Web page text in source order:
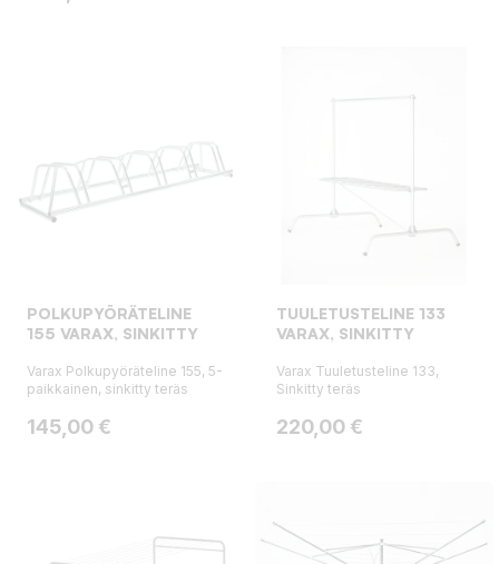
POLKUPYÖRÄTELINE
155 VARAX, SINKITTY
Varax Polkupyöräteline 155, 5-
paikkainen, sinkitty teräs
Hinta
145,00 €
TUULETUSTELINE 133
VARAX, SINKITTY
Varax Tuuletusteline 133,
Sinkitty teräs
Hinta
220,00 €